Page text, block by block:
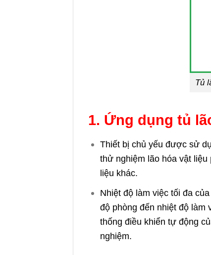
Tủ
1. Ứng dụng tủ
Thiết bị chủ yếu được sử
thử nghiệm lão hóa vật
liệu khác.
Nhiệt độ làm việc tối đa
độ phòng đến nhiệt độ làm
thống điều khiển tự động
nghiệm.